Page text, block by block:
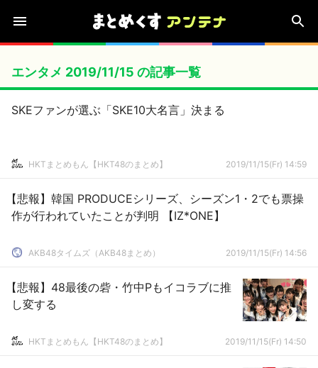
エンタメ 2019/11/15 の記事一覧
SKEファンが選ぶ「SKE10大名言」決まる
HKTまとめもん【HKT48のまとめ】 2019/11/15(Fr) 14:59
【悲報】韓国 PRODUCEシリーズ、シーズン1・2でも票操
作が行われていたことが判明 【IZ*ONE】
AKB48タイムズ（AKB48まとめ） 2019/11/15(Fr) 14:56
【悲報】48最後の砦・竹中Pもイコラブに推
し変する
HKTまとめもん【HKT48のまとめ】 2019/11/15(Fr) 14:50